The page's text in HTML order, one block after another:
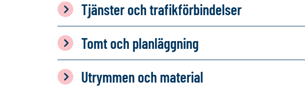
Tjänster och trafikförbindelser
Tomt och planläggning
Utrymmen och material